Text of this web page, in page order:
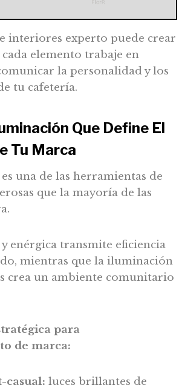
interiores experto puede crear
elemento trabaje en
la personalidad y los
tu cafetería.
Que Define El
Tu Marca
una de las herramientas de
que la mayoría de las
enérgica transmite eficiencia
mientras que la iluminación
crea un ambiente comunitario
para
de marca:
casual: luces brillantes de